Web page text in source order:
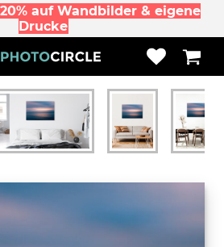
auf Wandbilder & eigene
Drucke